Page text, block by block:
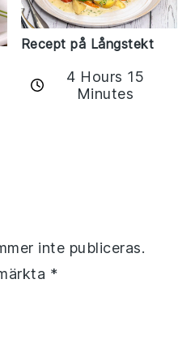
Recept på Långstekt
4 Hours 15
Minutes
inte publiceras.
*